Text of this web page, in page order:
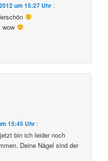
um 15:27 Uhr :
wow
15:45 Uhr :
bin ich leider noch
Deine Nägel sind der